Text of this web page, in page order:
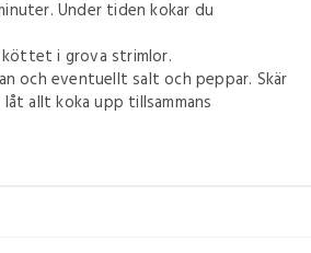
Under tiden kokar du
köttet i grova strimlor.
och eventuellt salt och peppar. Skär
allt koka upp tillsammans